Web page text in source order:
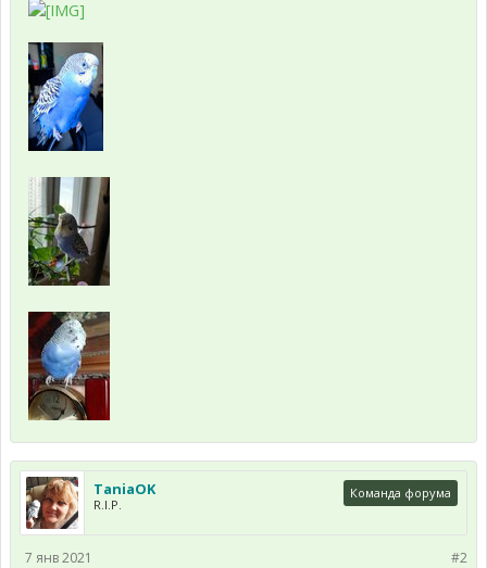
TaniaOK
R.I.P.
Команда форума
#2
7 янв 2021